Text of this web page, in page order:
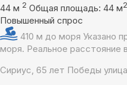
44 м 2 Общая площадь: 44 м2
Повышенный спрос
410 м до моря Указано
моря. Реальное
Сириус, 65 лет Победы